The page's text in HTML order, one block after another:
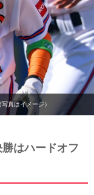
真はイメージ）
はハードオフ